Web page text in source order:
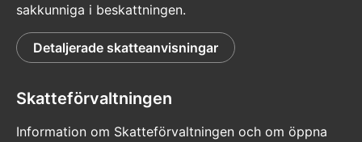
sakkunniga i beskattningen.
Detaljerade skatteanvisningar
Skatteförvaltningen
Information om Skatteförvaltningen och om öppna